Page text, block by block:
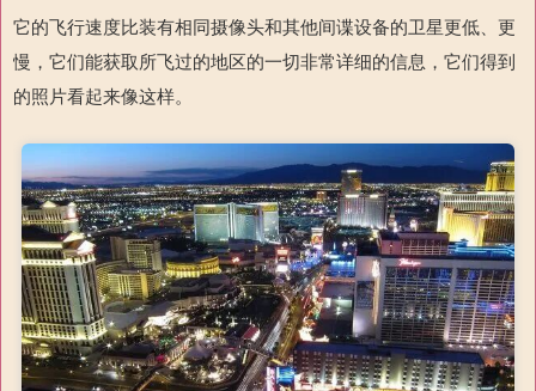
它的飞行速度比装有相同摄像头和其他间谍设备的卫星更低、更
慢，它们能获取所飞过的地区的一切非常详细的信息，它们得到
的照片看起来像这样。